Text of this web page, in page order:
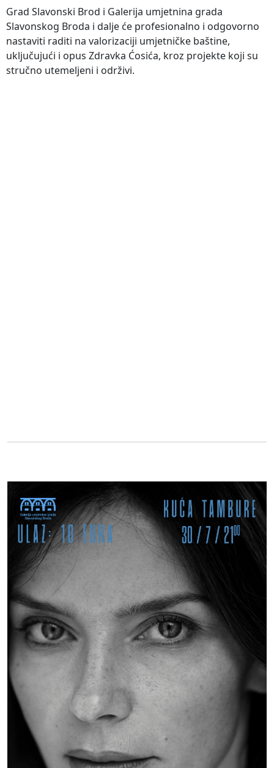
Grad Slavonski Brod i Galerija umjetnina grada
Slavonskog Broda i dalje će profesionalno i odgovorno
nastaviti raditi na valorizaciji umjetničke baštine,
uključujući i opus Zdravka Ćosića, kroz projekte koji su
stručno utemeljeni i održivi.